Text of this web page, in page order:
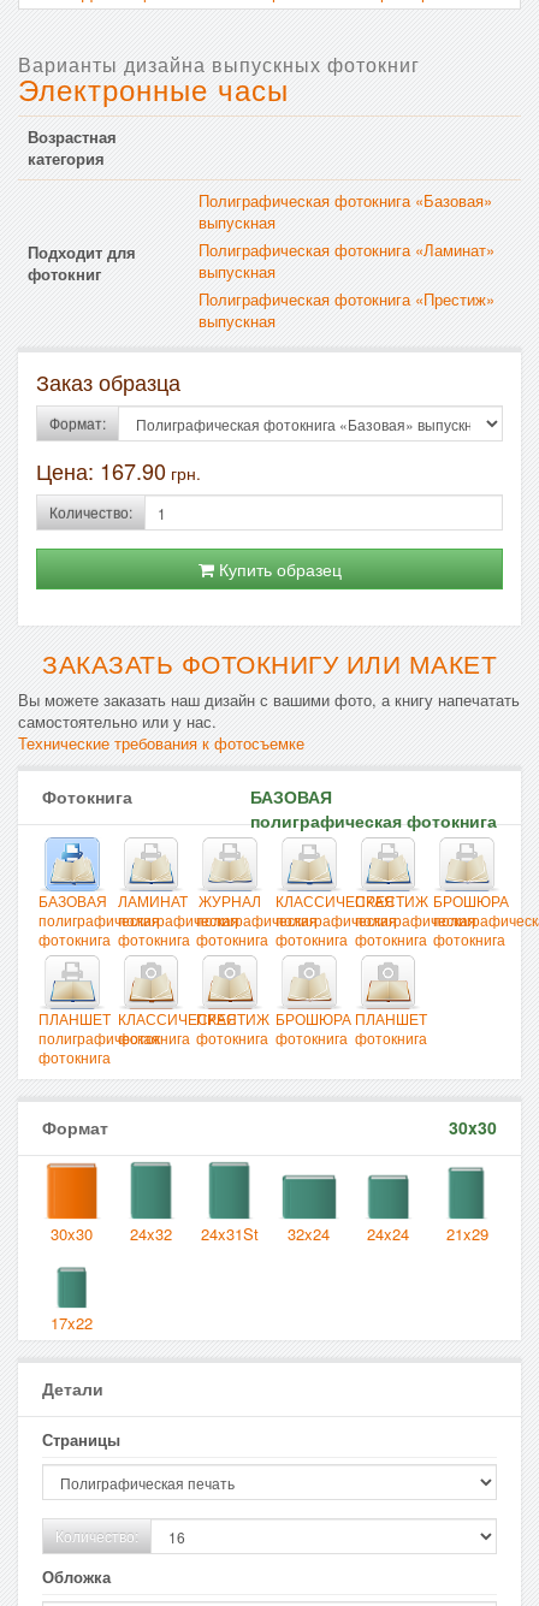
Варианты дизайна выпускных фотокниг
Электронные часы
Возрастная
категория
Подходит для
фотокниг
Полиграфическая фотокнига «Базовая»
выпускная
Полиграфическая фотокнига «Ламинат»
выпускная
Полиграфическая фотокнига «Престиж»
выпускная
Заказ образца
Формат:
Цена: 167.90 грн.
Количество:
Купить образец
ЗАКАЗАТЬ ФОТОКНИГУ ИЛИ МАКЕТ
Вы можете заказать наш дизайн с вашими фото, а книгу напечатать
самостоятельно или у нас.
Технические требования к фотосъемке
Фотокнига
БАЗОВАЯ
полиграфическая фотокнига
БАЗОВАЯ
полиграфическая
фотокнига
ЛАМИНАТ
полиграфическая
фотокнига
ЖУРНАЛ
полиграфическая
фотокнига
КЛАССИЧЕСКАЯ
полиграфическая
фотокнига
ПРЕСТИЖ
полиграфическая
фотокнига
БРОШЮРА
фотокнига
ПЛАНШЕТ
полиграфическая
фотокнига
КЛАССИЧЕСКАЯ
фотокнига
ПРЕСТИЖ
фотокнига
БРОШЮРА
фотокнига
ПЛАНШЕТ
фотокнига
Формат 30x30
30x30 24x32 24x31St 32x24 24x24 21x29
17x22
Детали
Страницы
Количество:
Обложка